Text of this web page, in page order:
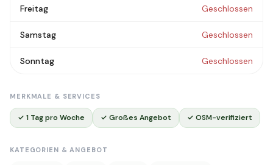
Freitag Geschlossen
Samstag Geschlossen
Sonntag Geschlossen
MERKMALE & SERVICES
✓ 1 Tag pro Woche ✓ Großes Angebot ✓ OSM-verifiziert
KATEGORIEN & ANGEBOT